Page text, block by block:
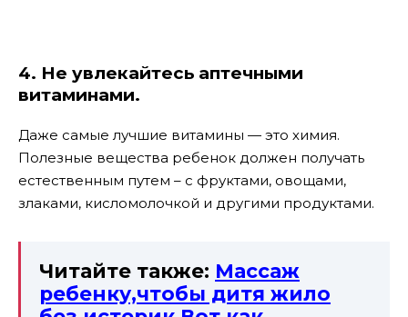
4. Не увлекайтесь аптечными
витаминами.
Даже самые лучшие витамины — это химия.
Полезные вещества ребенок должен получать
естественным путем – с фруктами, овощами,
злаками, кисломолочкой и другими продуктами.
Читайте также: Массаж
ребенку,чтобы дитя жило